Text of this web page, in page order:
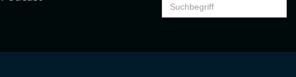
for: